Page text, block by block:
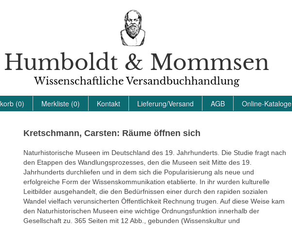
Humboldt & Mommsen
Wissenschaftliche Versandbuchhandlung
(0) Merkliste (0) Kontakt Lieferung/Versand AGB Online-Kataloge
Kretschmann, Carsten: Räume öffnen sich
Naturhistorische Museen im Deutschland des 19. Jahrhunderts. Die Studie fragt nach
den Etappen des Wandlungsprozesses, den die Museen seit Mitte des 19.
Jahrhunderts durchliefen und in dem sich die Popularisierung als neue und
erfolgreiche Form der Wissenskommunikation etablierte. In ihr wurden kulturelle
Leitbilder ausgehandelt, die den Bedürfnissen einer durch den rapiden sozialen
Wandel vielfach verunsicherten Öffentlichkeit Rechnung trugen. Auf diese Weise kam
den Naturhistorischen Museen eine wichtige Ordnungsfunktion innerhalb der
Gesellschaft zu. 365 Seiten mit 12 Abb., gebunden (Wissenskultur und